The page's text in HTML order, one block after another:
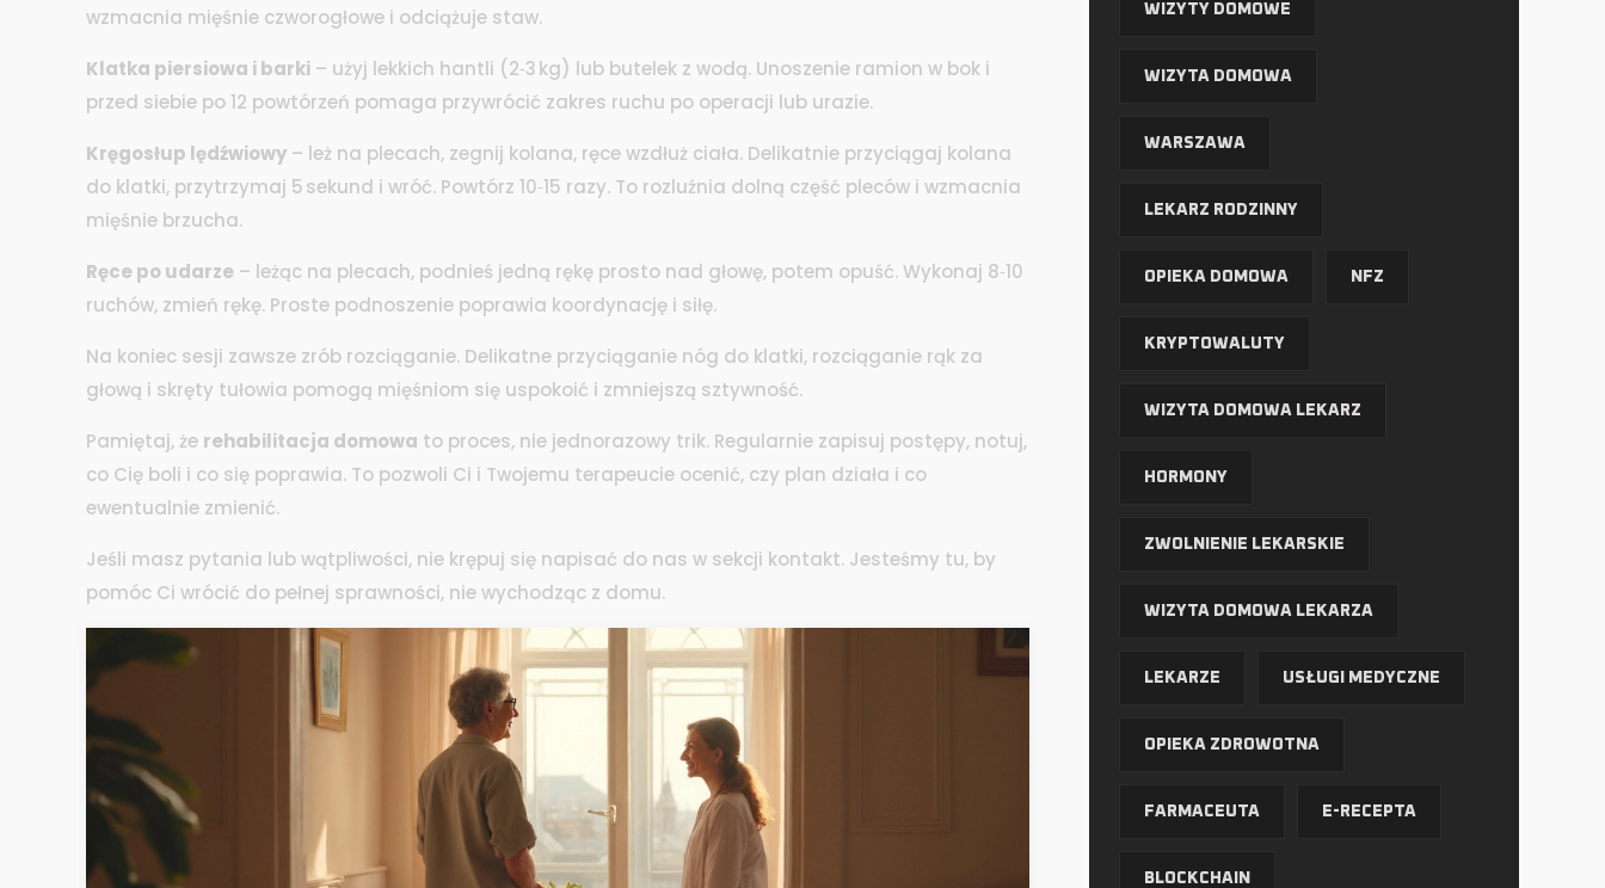
wzmacnia mięśnie czworogłowe i odciążuje staw.
Klatka piersiowa i barki – użyj lekkich hantli (2‑3 kg) lub butelek z wodą. Unoszenie ramion w bok i
przed siebie po 12 powtórzeń pomaga przywrócić zakres ruchu po operacji lub urazie.
Kręgosłup lędźwiowy – leż na plecach, zegnij kolana, ręce wzdłuż ciała. Delikatnie przyciągaj kolana
do klatki, przytrzymaj 5 sekund i wróć. Powtórz 10‑15 razy. To rozluźnia dolną część pleców i wzmacnia
mięśnie brzucha.
Ręce po udarze – leżąc na plecach, podnieś jedną rękę prosto nad głowę, potem opuść. Wykonaj 8‑10
ruchów, zmień rękę. Proste podnoszenie poprawia koordynację i siłę.
Na koniec sesji zawsze zrób rozciąganie. Delikatne przyciąganie nóg do klatki, rozciąganie rąk za
głową i skręty tułowia pomogą mięśniom się uspokoić i zmniejszą sztywność.
Pamiętaj, że rehabilitacja domowa to proces, nie jednorazowy trik. Regularnie zapisuj postępy, notuj,
co Cię boli i co się poprawia. To pozwoli Ci i Twojemu terapeucie ocenić, czy plan działa i co
ewentualnie zmienić.
Jeśli masz pytania lub wątpliwości, nie krępuj się napisać do nas w sekcji kontakt. Jesteśmy tu, by
pomóc Ci wrócić do pełnej sprawności, nie wychodząc z domu.
WIZYTY DOMOWE
WIZYTA DOMOWA
WARSZAWA
LEKARZ RODZINNY
OPIEKA DOMOWA NFZ
KRYPTOWALUTY
WIZYTA DOMOWA LEKARZ
HORMONY
ZWOLNIENIE LEKARSKIE
WIZYTA DOMOWA LEKARZA
LEKARZE USŁUGI MEDYCZNE
OPIEKA ZDROWOTNA
FARMACEUTA E-RECEPTA
BLOCKCHAIN